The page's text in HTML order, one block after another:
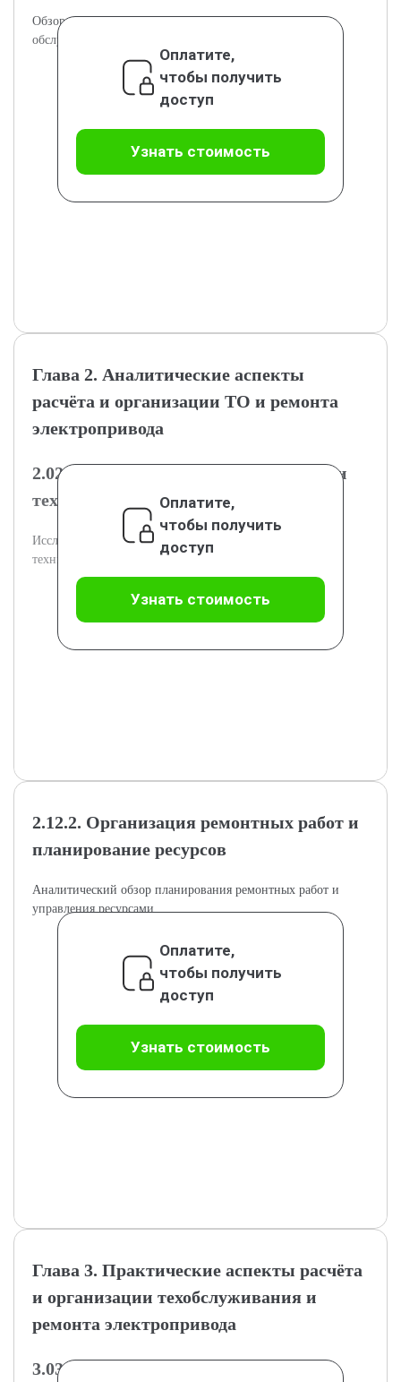
Обзор нормативных актов и стандартов, регулирующих
обслуживание электроприводов.
Оплатите,
чтобы получить
доступ
Узнать стоимость
Глава 2. Аналитические аспекты
расчёта и организации ТО и ремонта
электропривода
2.02.1. Методы расчёта периодичности
технического обслуживания
Исследование подходов к определению графиков
технического обслуживания.
Оплатите,
чтобы получить
доступ
Узнать стоимость
2.12.2. Организация ремонтных работ и
планирование ресурсов
Аналитический обзор планирования ремонтных работ и
управления ресурсами.
Оплатите,
чтобы получить
доступ
Узнать стоимость
Глава 3. Практические аспекты расчёта
и организации техобслуживания и
ремонта электропривода
3.03.1. Расчёт графика технического